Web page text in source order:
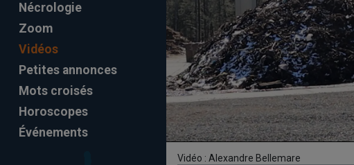
Nécrologie
Zoom
Vidéos
Petites annonces
Mots croisés
Horoscopes
Événements
Vidéo : Alexandre Bellemare